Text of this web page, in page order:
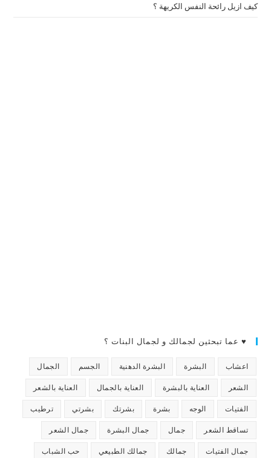
كيف ازيل رائحة النفس الكريهة ؟
♥ عما تبحثين لجمالك و لجمال البنات ؟
اعشاب البشرة البشرة الدهنية الجسم الجمال
الشعر العناية بالبشرة العناية بالجمال العناية بالشعر
الفتيات الوجه بشرة بشرتك بشرتي ترطيب
تساقط الشعر جمال جمال البشرة جمال الشعر
جمال الفتيات جمالك جمالك الطبيعي حب الشباب